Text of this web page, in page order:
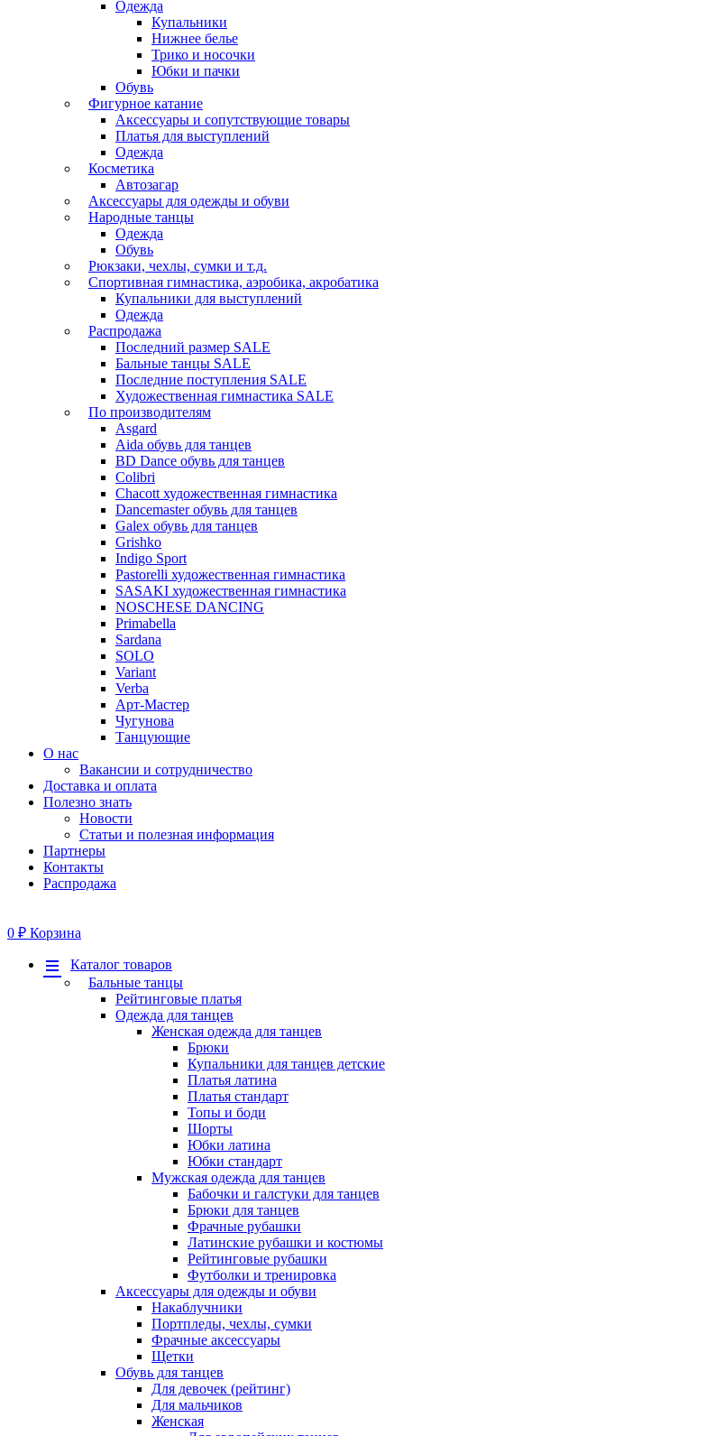
Одежда
Купальники
Нижнее белье
Трико и носочки
Юбки и пачки
Обувь
Фигурное катание
Аксессуары и сопутствующие товары
Платья для выступлений
Одежда
Косметика
Автозагар
Аксессуары для одежды и обуви
Народные танцы
Одежда
Обувь
Рюкзаки, чехлы, сумки и т.д.
Спортивная гимнастика, аэробика, акробатика
Купальники для выступлений
Одежда
Распродажа
Последний размер SALE
Бальные танцы SALE
Последние поступления SALE
Художественная гимнастика SALE
По производителям
Asgard
Аida обувь для танцев
BD Dance обувь для танцев
Colibri
Chacott художественная гимнастика
Dancemaster обувь для танцев
Galex обувь для танцев
Grishko
Indigo Sport
Pastorelli художественная гимнастика
SASAKI художественная гимнастика
NOSCHESE DANCING
Primabella
Sardana
SOLO
Variant
Verba
Арт-Мастер
Чугунова
Танцующие
О нас
Вакансии и сотрудничество
Доставка и оплата
Полезно знать
Новости
Статьи и полезная информация
Партнеры
Контакты
Распродажа
0 ₽ Корзина
Меню
Каталог товаров
Бальные танцы
Рейтинговые платья
Одежда для танцев
Женская одежда для танцев
Брюки
Купальники для танцев детские
Платья латина
Платья стандарт
Топы и боди
Шорты
Юбки латина
Юбки стандарт
Мужская одежда для танцев
Бабочки и галстуки для танцев
Брюки для танцев
Фрачные рубашки
Латинские рубашки и костюмы
Рейтинговые рубашки
Футболки и тренировка
Аксессуары для одежды и обуви
Накаблучники
Портпледы, чехлы, сумки
Фрачные аксессуары
Щетки
Обувь для танцев
Для девочек (рейтинг)
Для мальчиков
Женская